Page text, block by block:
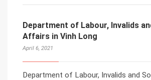
Department of Labour, Invalids
Affairs in Vinh Long
April 6, 2021
Department of Labour, Invalids and